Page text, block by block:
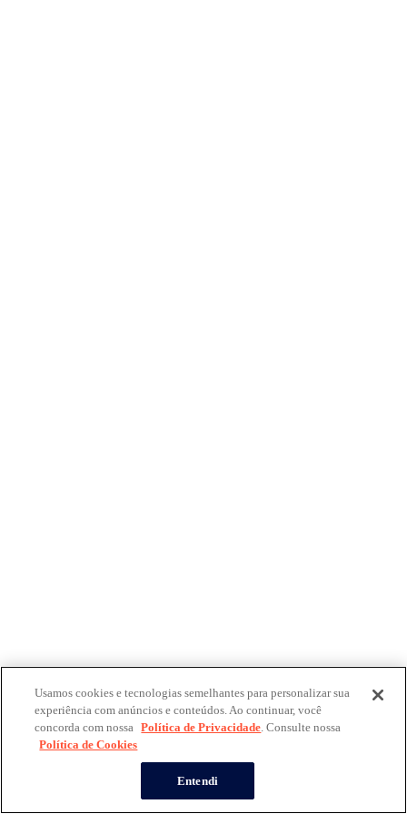
Usamos cookies e tecnologias semelhantes para personalizar sua
experiência com anúncios e conteúdos. Ao continuar, você
concorda com nossa Política de Privacidade. Consulte nossa
Política de Cookies
Entendi